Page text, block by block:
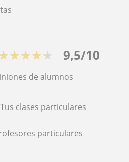
9,5/10
de alumnos
clases particulares
particulares